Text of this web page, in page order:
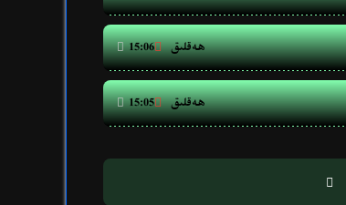
 15:06 ھەقلىق
 15:05 ھەقلىق
